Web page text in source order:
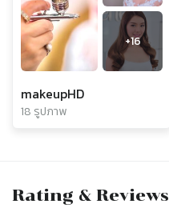
+16
makeupHD
18 รูปภาพ
Rating & Reviews